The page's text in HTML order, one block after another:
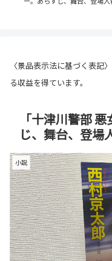
〈景品表示法に基づく表記
る収益を得ています。
「十津川警部
じ、舞台、登場
小説